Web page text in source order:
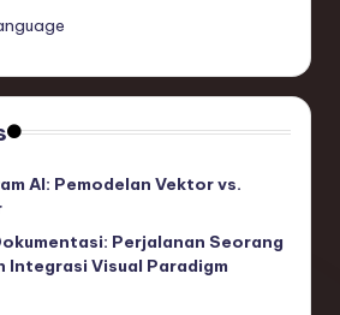
AI: Pemodelan Vektor vs.
Perjalanan Seorang
Integrasi Visual Paradigm